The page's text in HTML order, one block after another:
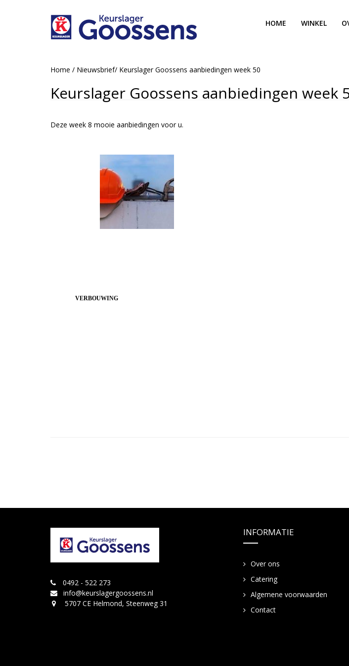
HOME WINKEL
Home / Nieuwsbrief/ Keurslager Goossens aanbiedingen week 50
Keurslager Goossens aanbiedingen week
Deze week 8 mooie aanbiedingen voor u.
VERBOUWING
0492 - 522 273
info@keurslagergoossens.nl
5707 CE Helmond, Steenweg 31
INFORMATIE
Over ons
Catering
Algemene voorwaarden
Contact